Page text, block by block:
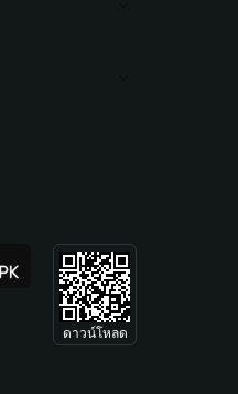
ดาวน์โหลด